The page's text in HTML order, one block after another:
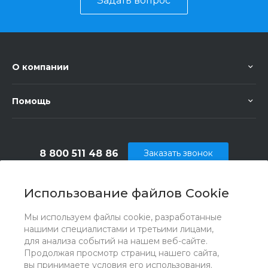
Использование файлов Cookie
Мы используем файлы cookie, разработанные
нашими специалистами и третьими лицами,
для анализа событий на нашем веб-сайте.
Продолжая просмотр страниц нашего сайта,
вы принимаете условия его использования.
О компании
Помощь
8 800 511 48 86
г. Москва, МКАД, 41-й километр, 4, стр. 14;
Павильон Б25/2
Заказать звонок